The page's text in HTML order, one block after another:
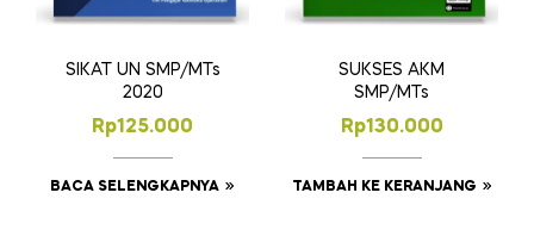
SIKAT UN SMP/MTs
2020
Rp125.000
BACA SELENGKAPNYA
SUKSES AKM
SMP/MTs
Rp130.000
TAMBAH KE KERANJANG